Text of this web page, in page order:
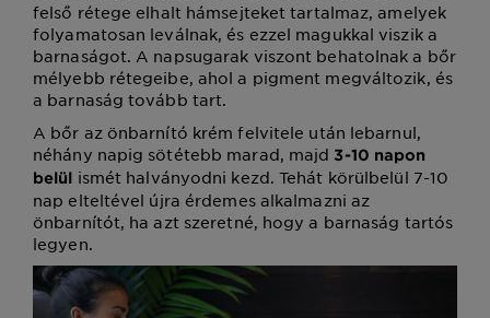
felső rétege elhalt hámsejteket tartalmaz, amelyek
folyamatosan leválnak, és ezzel magukkal viszik a
barnaságot. A napsugarak viszont behatolnak a bőr
mélyebb rétegeibe, ahol a pigment megváltozik, és
a barnaság tovább tart.
A bőr az önbarnító krém felvitele után lebarnul,
néhány napig sötétebb marad, majd 3-10 napon
belül ismét halványodni kezd. Tehát körülbelül 7-10
nap elteltével újra érdemes alkalmazni az
önbarnítót, ha azt szeretné, hogy a barnaság tartós
legyen.